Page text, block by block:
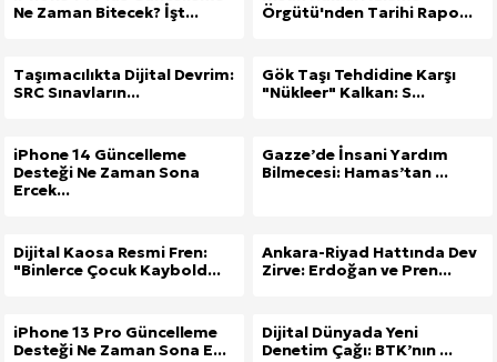
Ne Zaman Bitecek? İşt...
Örgütü'nden Tarihi Rapo...
Taşımacılıkta Dijital Devrim:
SRC Sınavların...
Gök Taşı Tehdidine Karşı
"Nükleer" Kalkan: S...
iPhone 14 Güncelleme
Desteği Ne Zaman Sona
Ercek...
Gazze’de İnsani Yardım
Bilmecesi: Hamas’tan ...
Dijital Kaosa Resmi Fren:
"Binlerce Çocuk Kaybold...
Ankara-Riyad Hattında Dev
Zirve: Erdoğan ve Pren...
iPhone 13 Pro Güncelleme
Desteği Ne Zaman Sona E...
Dijital Dünyada Yeni
Denetim Çağı: BTK’nın ...